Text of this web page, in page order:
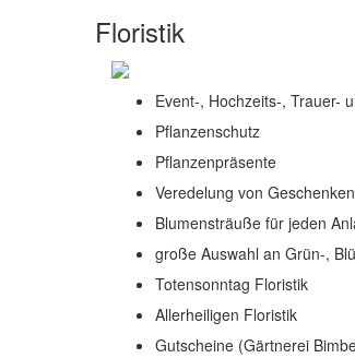
Floristik
Event-, Hochzeits-, Trauer-
Pflanzenschutz
Pflanzenpräsente
Veredelung von Geschenken
Blumensträuße für jeden
große Auswahl an Grün-,
Totensonntag Floristik
Allerheiligen Floristik
Gutscheine (Gärtnerei